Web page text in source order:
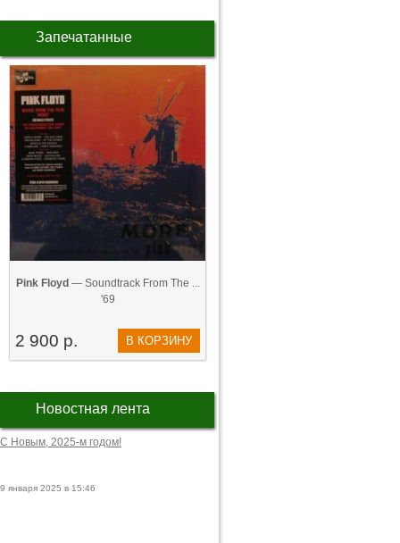
Запечатанные
Pink Floyd — Soundtrack From The ...
'69
2 900 р. В КОРЗИНУ
Новостная лента
С Новым, 2025-м годом!
9 января 2025 в 15:46